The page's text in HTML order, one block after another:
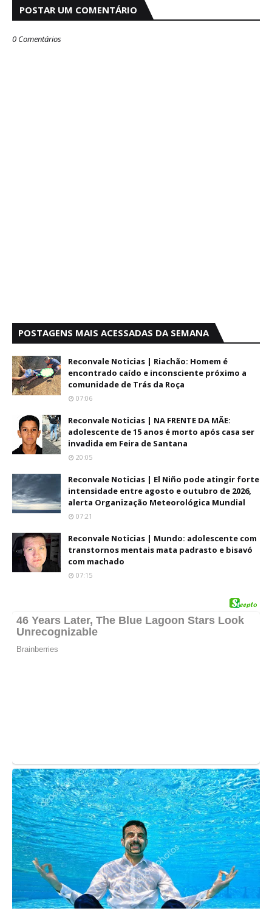
POSTAR UM COMENTÁRIO
0 Comentários
POSTAGENS MAIS ACESSADAS DA SEMANA
Reconvale Noticias | Riachão: Homem é
encontrado caído e inconsciente próximo a
comunidade de Trás da Roça
07:06
Reconvale Noticias | NA FRENTE DA MÃE:
adolescente de 15 anos é morto após casa ser
invadida em Feira de Santana
20:05
Reconvale Noticias | El Niño pode atingir forte
intensidade entre agosto e outubro de 2026,
alerta Organização Meteorológica Mundial
07:21
Reconvale Noticias | Mundo: adolescente com
transtornos mentais mata padrasto e bisavó
com machado
07:15